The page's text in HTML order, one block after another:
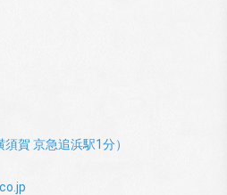
賀 京急追浜駅1分）